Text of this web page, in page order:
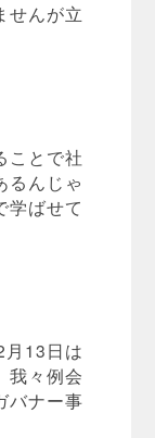
せんが立
ことで社
るんじゃ
学ばせて
月13日は
我々例会
バナー事